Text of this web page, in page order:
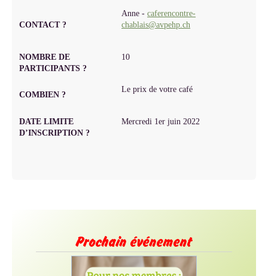
CONTACT ?
Anne -caferencontre-
chablais@avpehp.ch
NOMBRE DE
PARTICIPANTS ?
10
COMBIEN ?
Le prix de votre café
DATE LIMITE
D’INSCRIPTION ?
Mercredi 1er juin 2022
Prochain événement